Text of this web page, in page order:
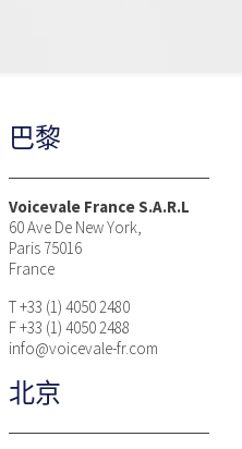
巴黎
Voicevale France S.A.R.L
60 Ave De New York,
Paris 75016
France
T +33 (1) 4050 2480
F +33 (1) 4050 2488
info@voicevale-fr.com
北京